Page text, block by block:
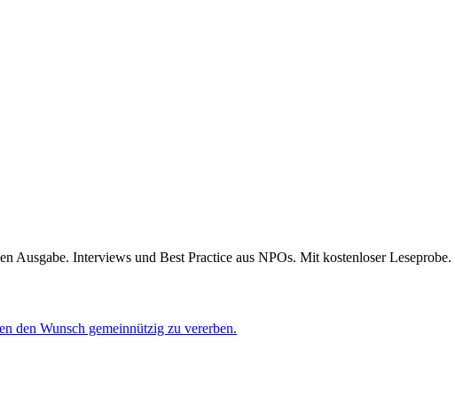
Ausgabe. Interviews und Best Practice aus NPOs. Mit kostenloser Leseprobe.